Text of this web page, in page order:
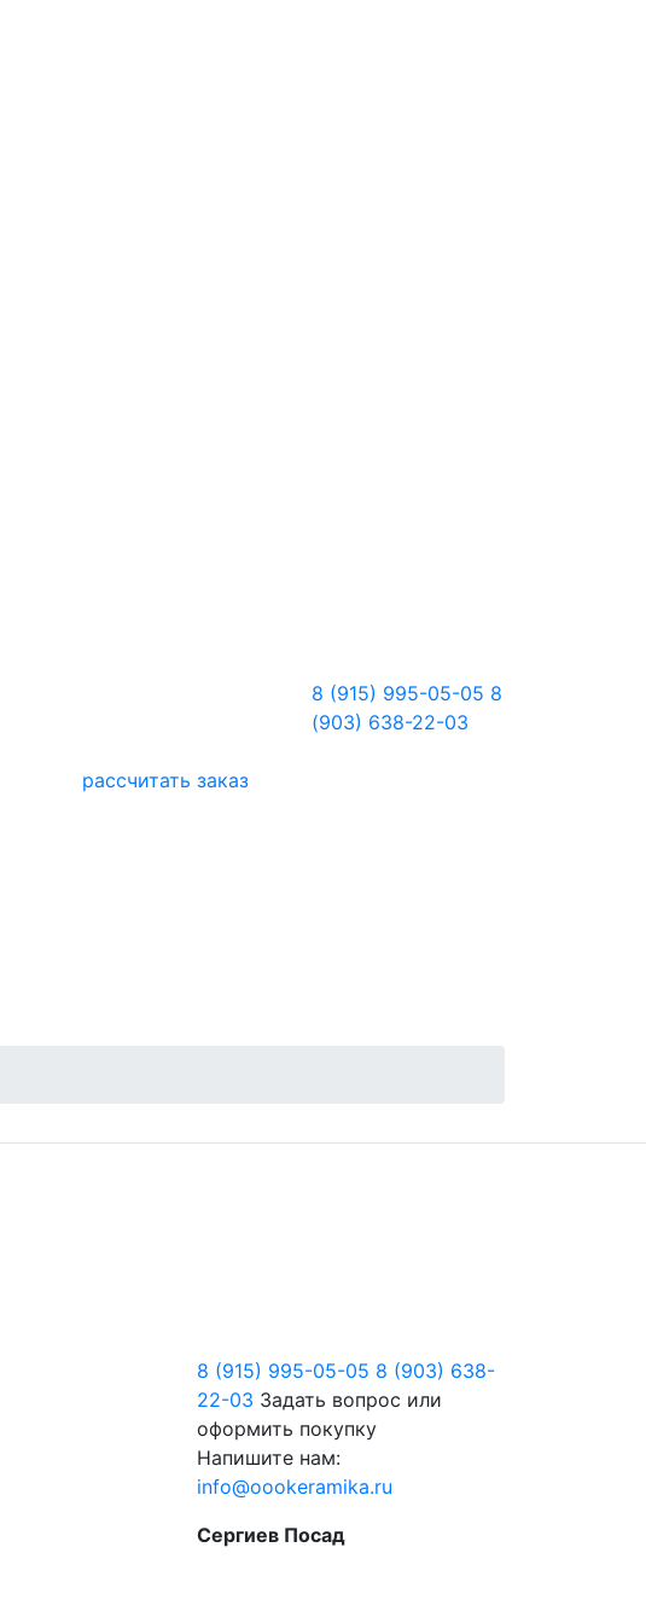
рассчитать заказ
8 (915) 995-05-05 8
(903) 638-22-03
8 (915) 995-05-05 8 (903) 638-
22-03 Задать вопрос или
оформить покупку
Напишите нам:
info@oookeramika.ru
Сергиев Посад